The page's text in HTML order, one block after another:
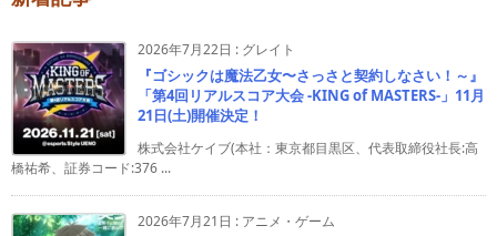
2026年7月22日 : グレイト
『ゴシックは魔法乙女〜さっさと契約しなさい！～』
「第4回リアルスコア大会 -KING of MASTERS-」11月
21日(土)開催決定！
株式会社ケイブ(本社：東京都目黒区、代表取締役社長:高
橋祐希、証券コード:376 ...
2026年7月21日 : アニメ・ゲーム